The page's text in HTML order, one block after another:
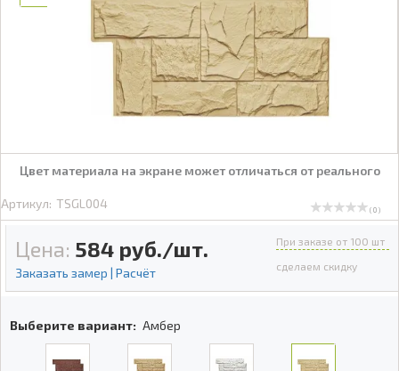
Цвет материала на экране может отличаться от реального
Артикул: TSGL004 ( 0 )
Цена: 584 руб./шт.
Заказать замер | Расчёт
При заказе от 100 шт
сделаем скидку
Выберите вариант: Амбер